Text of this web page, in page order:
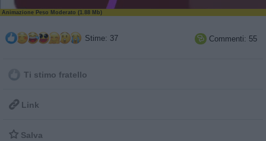
Animazione Peso Moderato (1.88 Mb)
Stime: 37  Commenti: 55
Ti stimo fratello
 Link
 Salva